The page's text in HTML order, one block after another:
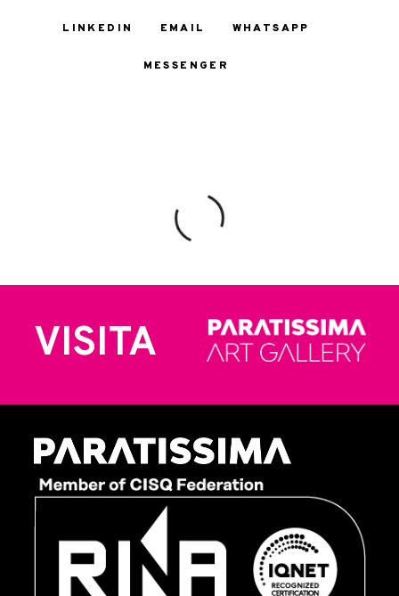
LINKEDIN EMAIL WHATSAPP
MESSENGER
VISITA